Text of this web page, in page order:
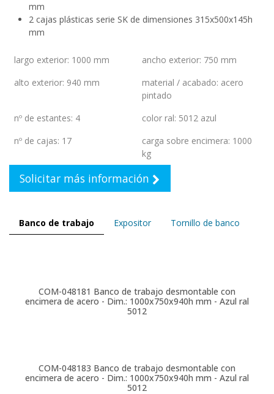
mm
2 cajas plásticas serie SK de dimensiones 315x500x145h
mm
largo exterior: 1000 mm ancho exterior: 750 mm
alto exterior: 940 mm material / acabado: acero
pintado
nº de estantes: 4 color ral: 5012 azul
nº de cajas: 17 carga sobre encimera: 1000
kg
Solicitar más información
Banco de trabajo Expositor Tornillo de banco
COM-048181 Banco de trabajo desmontable con
encimera de acero - Dim.: 1000x750x940h mm - Azul ral
5012
COM-048183 Banco de trabajo desmontable con
encimera de acero - Dim.: 1000x750x940h mm - Azul ral
5012